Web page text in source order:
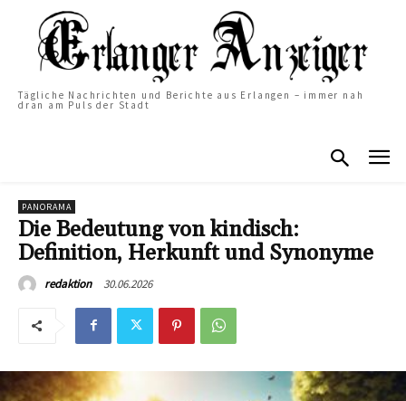
Tägliche Nachrichten und Berichte aus Erlangen – immer nah
dran am Puls der Stadt
PANORAMA
Die Bedeutung von kindisch:
Definition, Herkunft und Synonyme
redaktion 30.06.2026